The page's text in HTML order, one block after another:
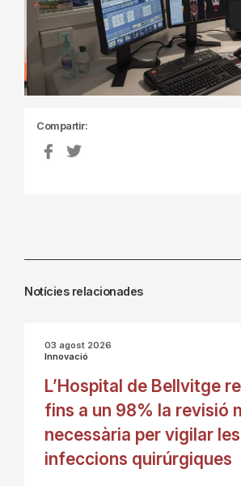
Previous
Compartir:
Notícies relacionades
03 agost 2026
Innovació
L’Hospital de Bellvitge
fins a un 98% la revisió
necessària per vigilar les
infeccions quirúrgiques